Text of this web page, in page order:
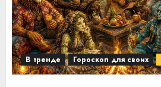
В тренде Гороскоп для своих